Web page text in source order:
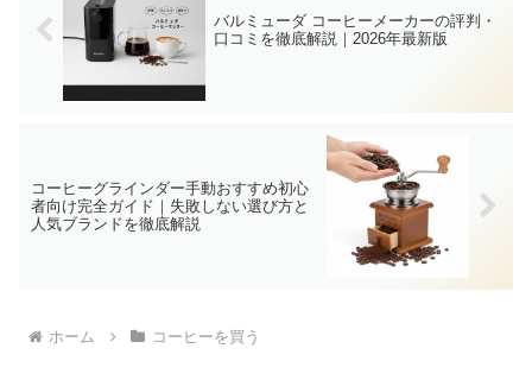
バルミューダ コーヒーメーカーの評判・
口コミを徹底解説｜2026年最新版
コーヒーグラインダー手動おすすめ初心
者向け完全ガイド｜失敗しない選び方と
人気ブランドを徹底解説
ホーム コーヒーを買う